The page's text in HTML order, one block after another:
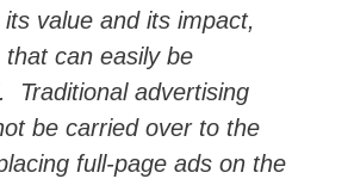
value and its impact,
can easily be
Traditional advertising
be carried over to the
full-page ads on the